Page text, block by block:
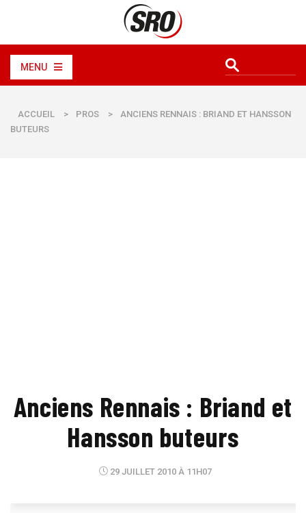
MENU
ACCUEIL > PROS >
ANCIENS RENNAIS : BRIAND ET HANSSON
BUTEURS
Anciens Rennais : Briand et
Hansson buteurs
29 JUILLET 2010 À 11H07